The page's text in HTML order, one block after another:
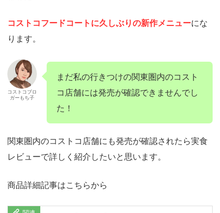
コストコフードコートに久しぶりの新作メニューにな
ります。
コストコブロ
ガーもち子
まだ私の行きつけの関東圏内のコスト
コ店舗には発売が確認できませんでし
た！
関東圏内のコストコ店舗にも発売が確認されたら実食
レビューで詳しく紹介したいと思います。
商品詳細記事はこちらから